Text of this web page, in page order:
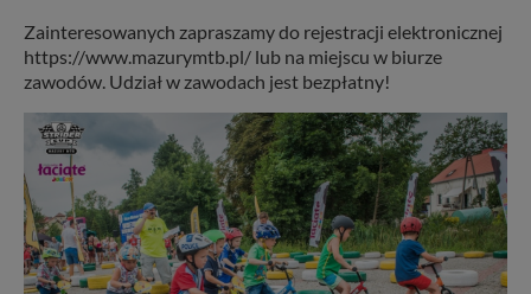
Zainteresowanych zapraszamy do rejestracji elektronicznej
https://www.mazurymtb.pl/ lub na miejscu w biurze
zawodów. Udział w zawodach jest bezpłatny!